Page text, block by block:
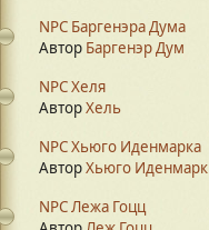
NPC Баргенэра Дума
Автор Баргенэр Дум
NPC Хеля
АвторХель
NPC Хьюго Иденмарка
АвторХьюго Иденмарк
NPC Лежа Гоцц